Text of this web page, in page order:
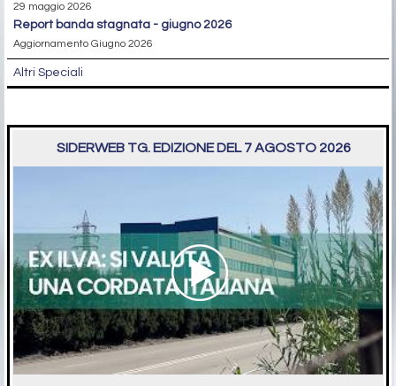
29 maggio 2026
report banda stagnata - giugno 2026
Aggiornamento Giugno 2026
Altri Speciali
SIDERWEB TG. EDIZIONE DEL 7 AGOSTO 2026